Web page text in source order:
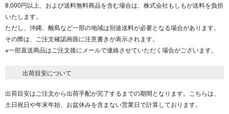
8,000円以上、および送料無料商品を含む場合は、株式会社もしもが送料を負担
いたします。
ただし、沖縄、離島など一部の地域は別途送料が必要となる場合があります。
その際は、ご注文確認画面に注意書きが表示されます。
※一部直送商品はご注文後にメールで連絡させていただく場合がございます。
出荷目安について
出荷目安はご注文から出荷手配が完了するまでの期間となります。こちらは、
土日祝日や年末年始、お盆休みを含まない営業日で計算しております。